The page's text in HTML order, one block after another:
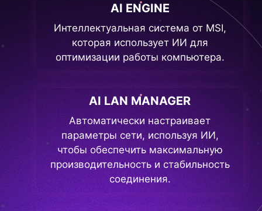
AI ENGINE
Интеллектуальная система от MSI,
которая использует ИИ для
оптимизации работы компьютера.
AI LAN MANAGER
Автоматически настраивает
параметры сети, используя ИИ,
чтобы обеспечить максимальную
производительность и стабильность
соединения.